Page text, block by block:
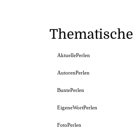
Thematische
AktuellePerlen
AutorenPerlen
BuntePerlen
EigeneWortPerlen
FotoPerlen